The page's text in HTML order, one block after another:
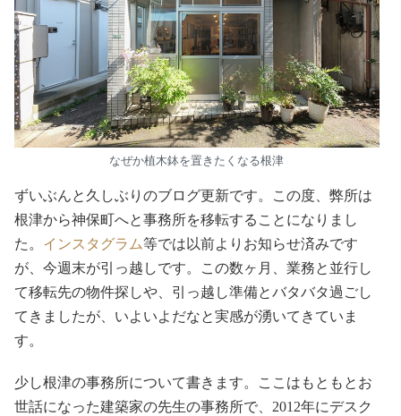
なぜか植木鉢を置きたくなる根津
ずいぶんと久しぶりのブログ更新です。この度、弊所は
根津から神保町へと事務所を移転することになりまし
た。 インスタグラム等では以前よりお知らせ済みです
が、今週末が引っ越しです。この数ヶ月、業務と並行し
て移転先の物件探しや、引っ越し準備とバタバタ過ごし
てきましたが、いよいよだなと実感が湧いてきていま
す。
少し根津の事務所について書きます。ここはもともとお
世話になった建築家の先生の事務所で、2012年にデスク